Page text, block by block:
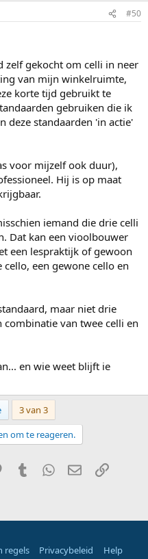
#50
zelf gekocht om celli in neer
van mijn winkelruimte,
korte tijd gebruikt te
gebruiken die ik
deze standaarden 'in actie'
voor mijzelf ook duur),
Hij is op maat
iemand die drie celli
Dat kan een vioolbouwer
een lespraktijk of gewoon
een gewone cello en
maar niet drie
van twee celli en
en wie weet blijft ie
3 van 3
om te reageren.
PinterestTumblr WhatsApp
E-mailLink
regels Privacybeleid
Help